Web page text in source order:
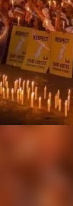
くり・地域活性化